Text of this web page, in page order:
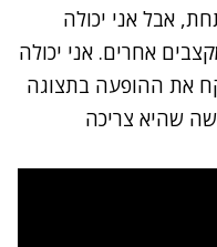
אבל אני יכולה
אחרים. אני יכולה
את ההופעה בתצוגה
שהיא צריכה